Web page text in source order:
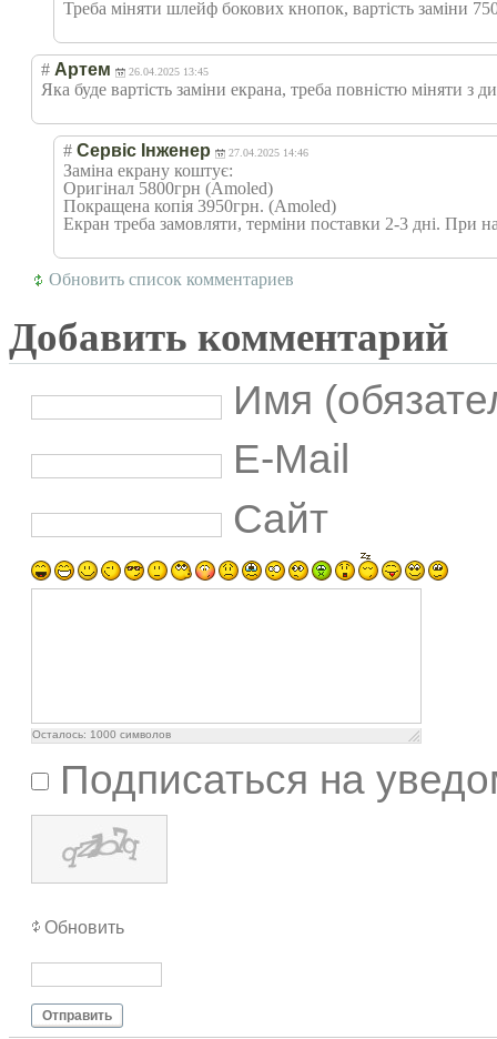
Треба міняти шлейф бокових кнопок, вартість заміни
# Артем 26.04.2025 13:45
Яка буде вартість заміни екрана, треба повністю міняти з
# Сервіс Інженер 27.04.2025 14:46
Заміна екрану коштує:
Оригінал 5800грн (Amoled)
Покращена копія 3950грн. (Amoled)
Екран треба замовляти, терміни поставки 2-3 дні. При
Обновить список комментариев
Добавить комментарий
Имя
E-Mail
Сайт
Осталось: 1000 символов
Подписаться на
Обновить
Отправить